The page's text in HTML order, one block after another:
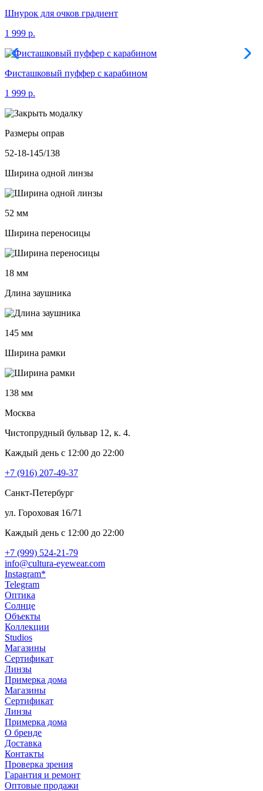
Шнурок для очков градиент
1 999 р.
Фисташковый пуффер с карабином
1 999 р.
Размеры оправ
52-18-145/138
Ширина одной линзы
52 мм
Ширина переносицы
18 мм
Длина заушника
145 мм
Ширина рамки
138 мм
Москва
Чистопрудный бульвар 12, к. 4.
Каждый день c 12:00 до 22:00
+7 (916) 207-49-37
Санкт-Петербург
ул. Гороховая 16/71
Каждый день c 12:00 до 22:00
+7 (999) 524-21-79
info@cultura-eyewear.com
Instagram*
Telegram
Оптика
Солнце
Объекты
Коллекции
Studios
Магазины
Сертификат
Линзы
Примерка дома
Магазины
Сертификат
Линзы
Примерка дома
О бренде
Доставка
Контакты
Проверка зрения
Гарантия и ремонт
Оптовые продажи